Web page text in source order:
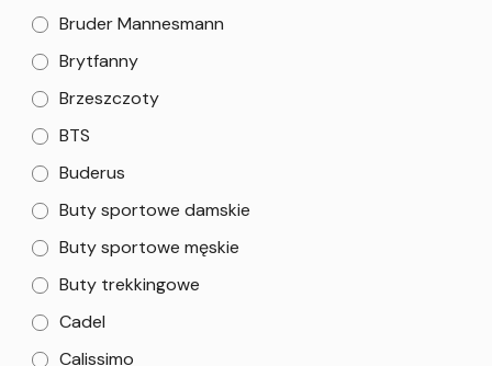
Bruder Mannesmann
Brytfanny
Brzeszczoty
BTS
Buderus
Buty sportowe damskie
Buty sportowe męskie
Buty trekkingowe
Cadel
Calissimo